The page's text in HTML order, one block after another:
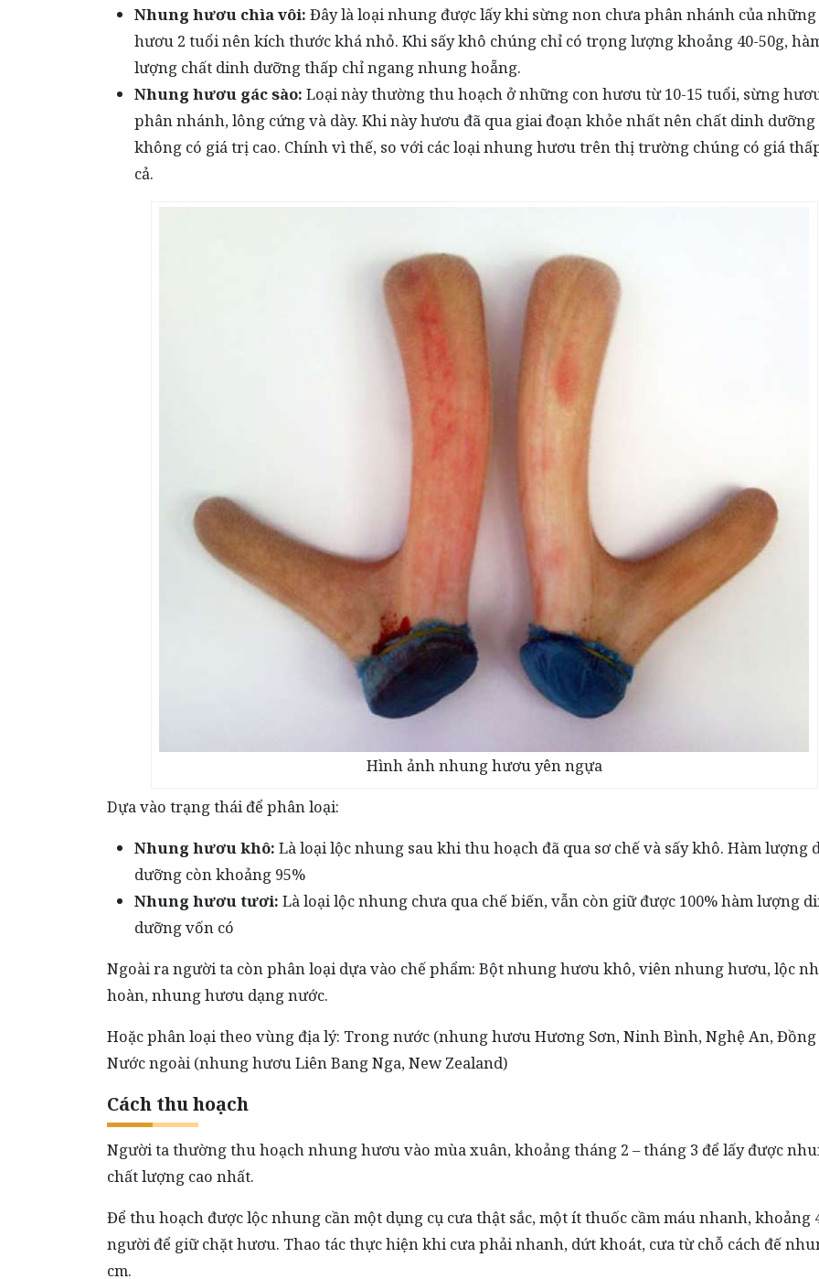
Nhung hươu chìa vôi: Đây là loại nhung được lấy khi sừng non chưa phân nhánh của
hươu 2 tuổi nên kích thước khá nhỏ. Khi sấy khô chúng chỉ có trọng lượng khoảng 40-50g,
lượng chất dinh dưỡng thấp chỉ ngang nhung hoẵng.
Nhung hươu gác sào: Loại này thường thu hoạch ở những con hươu từ 10-15 tuổi, sừng
phân nhánh, lông cứng và dày. Khi này hươu đã qua giai đoạn khỏe nhất nên chất dinh dưỡng
không có giá trị cao. Chính vì thế, so với các loại nhung hươu trên thị trường chúng có giá
cả.
Hình ảnh nhung hươu yên ngựa
Dựa vào trạng thái để phân loại:
Nhung hươu khô: Là loại lộc nhung sau khi thu hoạch đã qua sơ chế và sấy khô. Hàm lượng
dưỡng còn khoảng 95%
Nhung hươu tươi: Là loại lộc nhung chưa qua chế biến, vẫn còn giữ được 100% hàm lượng
dưỡng vốn có
Ngoài ra người ta còn phân loại dựa vào chế phẩm: Bột nhung hươu khô, viên nhung hươu, lộc
hoàn, nhung hươu dạng nước.
Hoặc phân loại theo vùng địa lý: Trong nước (nhung hươu Hương Sơn, Ninh Bình, Nghệ An, Đồng
Nước ngoài (nhung hươu Liên Bang Nga, New Zealand)
Cách thu hoạch
Người ta thường thu hoạch nhung hươu vào mùa xuân, khoảng tháng 2 – tháng 3 để lấy được
chất lượng cao nhất.
Để thu hoạch được lộc nhung cần một dụng cụ cưa thật sắc, một ít thuốc cầm máu nhanh, khoảng
người để giữ chặt hươu. Thao tác thực hiện khi cưa phải nhanh, dứt khoát, cưa từ chỗ cách đế
cm.